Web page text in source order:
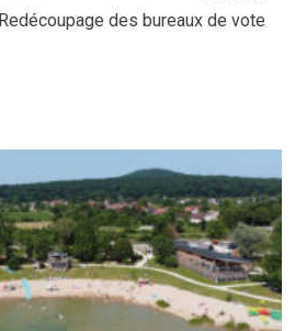
Redécoupage des bureaux de vote